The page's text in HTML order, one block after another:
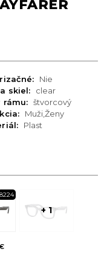
Nie
skiel:
clear
rámu: štvorcový
Muži,Ženy
Plast
8224
+ 1